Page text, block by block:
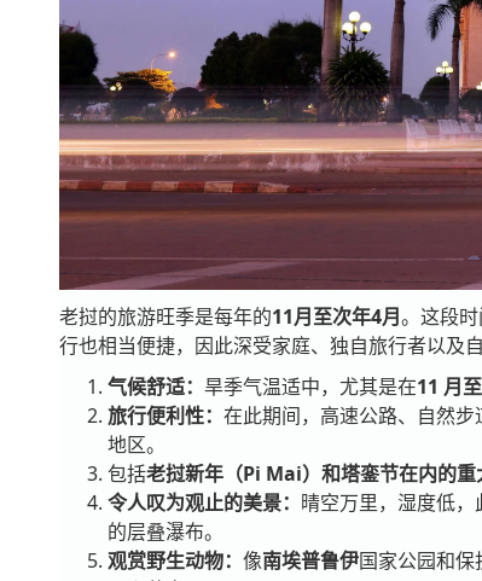
老挝的旅游旺季是每年的11月至次年4月。这段
行也相当便捷，因此深受家庭、独自旅行者以及
气候舒适： 旱季气温适中，尤其是在11 月
旅行便利性： 在此期间，高速公路、自然
地区。
包括老挝新年（Pi Mai）和塔銮节在内的重
令人叹为观止的美景： 晴空万里，湿度低
的层叠瀑布。
观赏野生动物： 像南埃普鲁伊国家公园和保